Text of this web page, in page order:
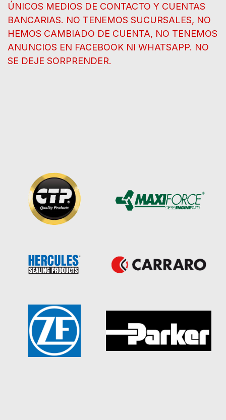
ÚNICOS MEDIOS DE CONTACTO Y CUENTAS
BANCARIAS. NO TENEMOS SUCURSALES, NO
HEMOS CAMBIADO DE CUENTA, NO TENEMOS
ANUNCIOS EN FACEBOOK NI WHATSAPP. NO
SE DEJE SORPRENDER.